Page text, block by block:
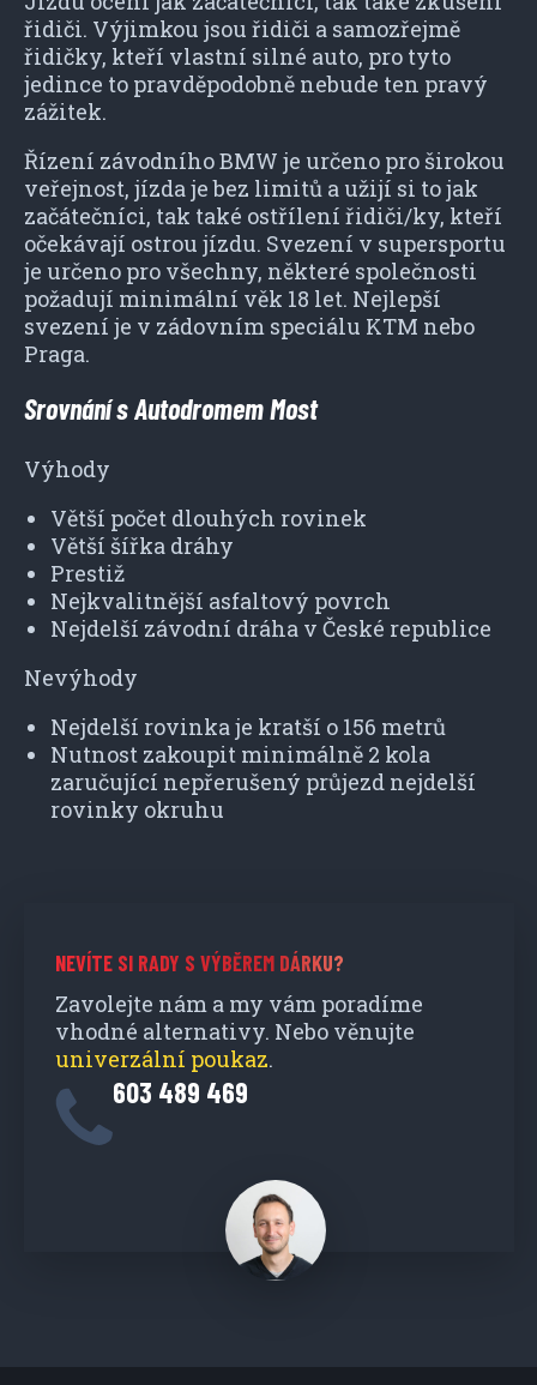
řidiči. Výjimkou jsou řidiči a samozřejmě
řidičky, kteří vlastní silné auto, pro tyto
jedince to pravděpodobně nebude ten pravý
zážitek.
Řízení závodního BMW je určeno pro širokou
veřejnost, jízda je bez limitů a užijí si to jak
začátečníci, tak také ostřílení řidiči/ky, kteří
očekávají ostrou jízdu. Svezení v supersportu
je určeno pro všechny, některé společnosti
požadují minimální věk 18 let. Nejlepší
svezení je v zádovním speciálu KTM nebo
Praga.
Srovnání s Autodromem Most
Výhody
Větší počet dlouhých rovinek
Větší šířka dráhy
Prestiž
Nejkvalitnější asfaltový povrch
Nejdelší závodní dráha v České republice
Nevýhody
Nejdelší rovinka je kratší o 156 metrů
Nutnost zakoupit minimálně 2 kola
zaručující nepřerušený průjezd nejdelší
rovinky okruhu
NEVÍTE SI RADY S VÝBĚREM DÁRKU?
Zavolejte nám a my vám poradíme
vhodné alternativy. Nebo věnujte
univerzální poukaz.
603 489 469